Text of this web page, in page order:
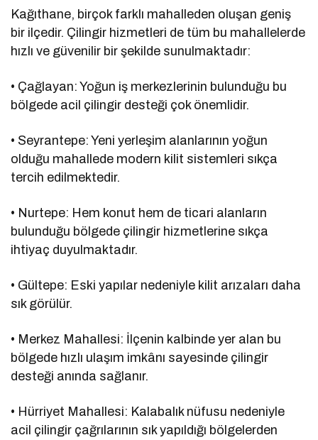
Kağıthane, birçok farklı mahalleden oluşan geniş
bir ilçedir. Çilingir hizmetleri de tüm bu mahallelerde
hızlı ve güvenilir bir şekilde sunulmaktadır:
• Çağlayan: Yoğun iş merkezlerinin bulunduğu bu
bölgede acil çilingir desteği çok önemlidir.
• Seyrantepe: Yeni yerleşim alanlarının yoğun
olduğu mahallede modern kilit sistemleri sıkça
tercih edilmektedir.
• Nurtepe: Hem konut hem de ticari alanların
bulunduğu bölgede çilingir hizmetlerine sıkça
ihtiyaç duyulmaktadır.
• Gültepe: Eski yapılar nedeniyle kilit arızaları daha
sık görülür.
• Merkez Mahallesi: İlçenin kalbinde yer alan bu
bölgede hızlı ulaşım imkânı sayesinde çilingir
desteği anında sağlanır.
• Hürriyet Mahallesi: Kalabalık nüfusu nedeniyle
acil çilingir çağrılarının sık yapıldığı bölgelerden